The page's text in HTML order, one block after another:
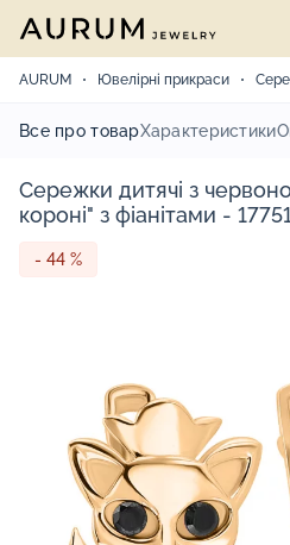
AURUM Ювелірні прикраси
Все про товарХарактеристики
Сережки дитячі з
короні" з фіанітами -
- 44 %